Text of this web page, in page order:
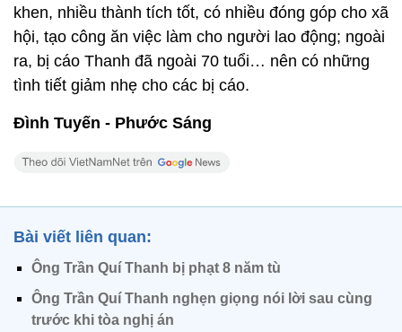
khen, nhiều thành tích tốt, có nhiều đóng góp cho xã
hội, tạo công ăn việc làm cho người lao động; ngoài
ra, bị cáo Thanh đã ngoài 70 tuổi… nên có những
tình tiết giảm nhẹ cho các bị cáo.
Đình Tuyến - Phước Sáng
Bài viết liên quan:
Ông Trần Quí Thanh bị phạt 8 năm tù
Ông Trần Quí Thanh nghẹn giọng nói lời sau cùng
trước khi tòa nghị án